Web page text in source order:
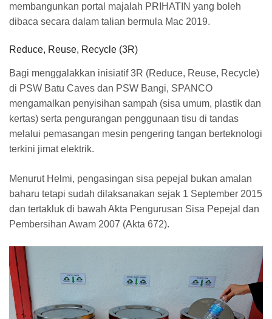
membangunkan portal majalah PRIHATIN yang boleh
dibaca secara dalam talian bermula Mac 2019.
Reduce, Reuse, Recycle (3R)
Bagi menggalakkan inisiatif 3R (Reduce, Reuse, Recycle)
di PSW Batu Caves dan PSW Bangi, SPANCO
mengamalkan penyisihan sampah (sisa umum, plastik dan
kertas) serta pengurangan penggunaan tisu di tandas
melalui pemasangan mesin pengering tangan berteknologi
terkini jimat elektrik.
Menurut Helmi, pengasingan sisa pepejal bukan amalan
baharu tetapi sudah dilaksanakan sejak 1 September 2015
dan tertakluk di bawah Akta Pengurusan Sisa Pepejal dan
Pembersihan Awam 2007 (Akta 672).